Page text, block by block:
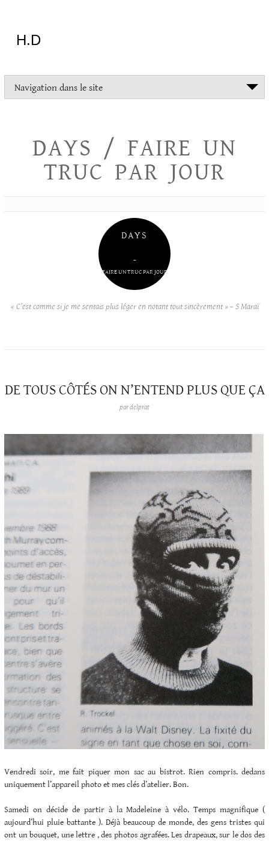
H.D
Navigation dans le site
DAYS / FAIRE UN
TRUC PAR JOUR
DAYS
–
FAIRE UN TRUC PAR JOUR
« C’est comme si je me sentais plus léger en notant tout sincèrement » – S Maraï
DE TOUS CÔTÉS ON N’ENTEND PLUS QUE ÇA
pardelprat
Vendredi soir, me fait piquer mon sac au bistrot. Rien compris. dedans
uniquement l’appareil photo et mes clés d’atelier. Bon.
Samedi on décide de partir à la Madeleine à vélo. Temps magnifique (
aujourd’hui pluie battante ). Déjà beaucoup de monde, des gens tristes qui
ont un bouquet, une lettre , des photos agrafées. Les drapeaux, sur le dos des